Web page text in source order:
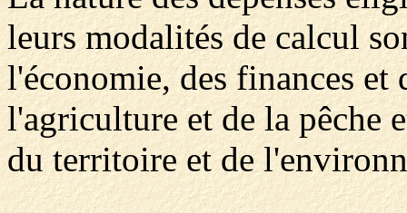
leurs modalités de calcul
l'économie, des finances
l'agriculture et de la pêche
du territoire et de